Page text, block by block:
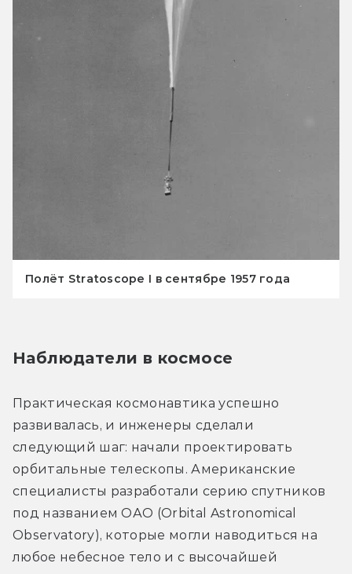
Полёт Stratoscope I в сентябре 1957 года
Наблюдатели в космосе
Практическая космонавтика успешно
развивалась, и инженеры сделали
следующий шаг: начали проектировать
орбитальные телескопы. Американские
специалисты разработали серию спутников
под названием ОАО (Orbital Astronomical
Observatory), которые могли наводиться на
любое небесное тело и с высочайшей